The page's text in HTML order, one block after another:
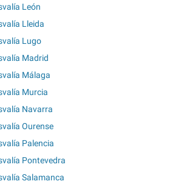
León
Lleida
Lugo
Madrid
Málaga
Murcia
Navarra
Ourense
Palencia
Pontevedra
Salamanca